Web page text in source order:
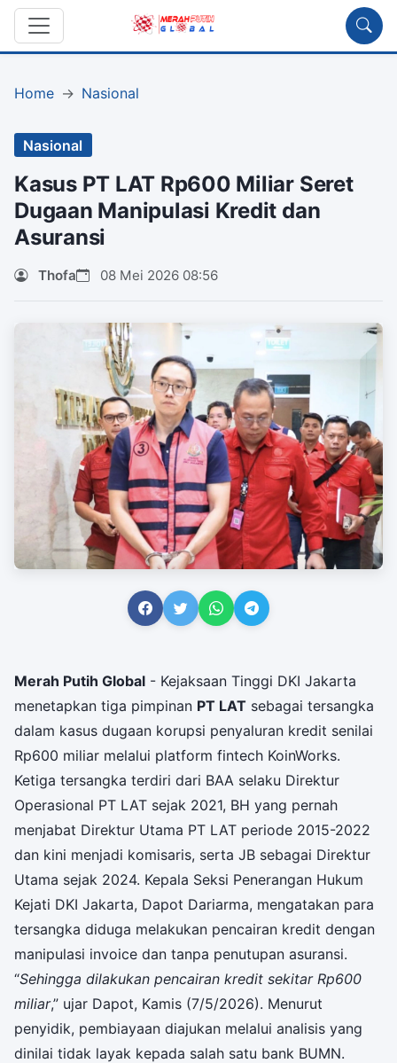
Home Nasional
Nasional
Kasus PT LAT Rp600 Miliar Seret
Dugaan Manipulasi Kredit dan
Asuransi
Thofa 08 Mei 2026 08:56
Merah Putih Global - Kejaksaan Tinggi DKI Jakarta
menetapkan tiga pimpinan PT LAT sebagai tersangka
dalam kasus dugaan korupsi penyaluran kredit senilai
Rp600 miliar melalui platform fintech KoinWorks.
Ketiga tersangka terdiri dari BAA selaku Direktur
Operasional PT LAT sejak 2021, BH yang pernah
menjabat Direktur Utama PT LAT periode 2015-2022
dan kini menjadi komisaris, serta JB sebagai Direktur
Utama sejak 2024. Kepala Seksi Penerangan Hukum
Kejati DKI Jakarta, Dapot Dariarma, mengatakan para
tersangka diduga melakukan pencairan kredit dengan
manipulasi invoice dan tanpa penutupan asuransi.
“Sehingga dilakukan pencairan kredit sekitar Rp600
miliar,” ujar Dapot, Kamis (7/5/2026). Menurut
penyidik, pembiayaan diajukan melalui analisis yang
dinilai tidak layak kepada salah satu bank BUMN.